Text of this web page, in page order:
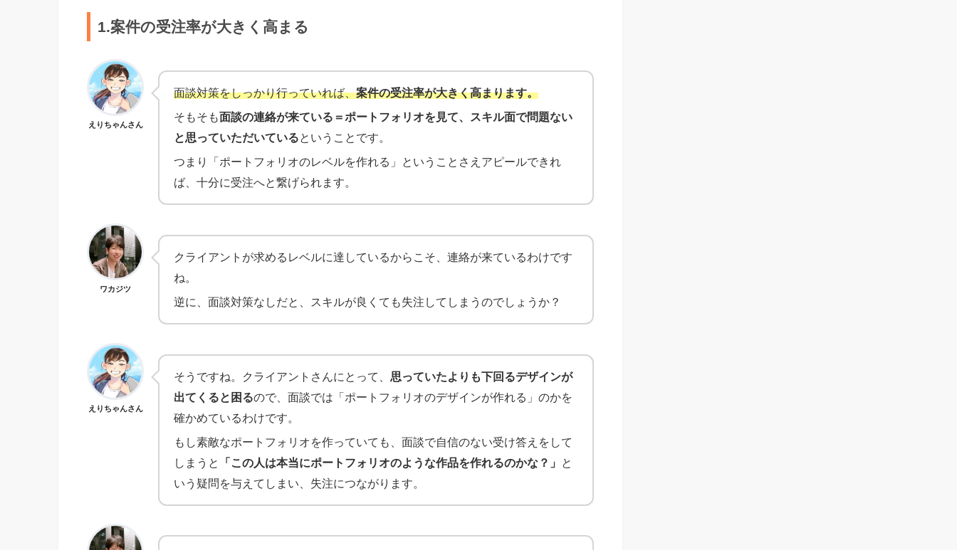
1.案件の受注率が大きく高まる
えりちゃんさん
面談対策をしっかり行っていれば、案件の受注率が大きく高まります。
そもそも面談の連絡が来ている＝ポートフォリオを見て、スキル面で問題ない
と思っていただいているということです。
つまり「ポートフォリオのレベルを作れる」ということさえアピールできれ
ば、十分に受注へと繋げられます。
ワカジツ
クライアントが求めるレベルに達しているからこそ、連絡が来ているわけです
ね。
逆に、面談対策なしだと、スキルが良くても失注してしまうのでしょうか？
えりちゃんさん
そうですね。クライアントさんにとって、 思っていたよりも下回るデザインが
出てくると困るので、面談では「ポートフォリオのデザインが作れる」のかを
確かめているわけです。
もし素敵なポートフォリオを作っていても、面談で自信のない受け答えをして
しまうと
「この人は本当にポートフォリオのような作品を作れるのかな？」
と
いう疑問を与えてしまい、失注につながります。